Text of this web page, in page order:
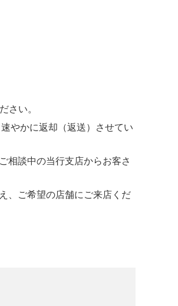
さい。
やかに返却（返送）させてい
相談中の当行支店からお客さ
、ご希望の店舗にご来店くだ